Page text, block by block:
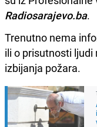
Radiosarajevo.ba.
Trenutno nema
ili o prisutnosti
izbijanja požara.